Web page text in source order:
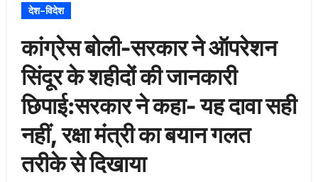
देश-विदेश
कांग्रेस बोली-सरकार ने ऑपरेशन
सिंदूर के शहीदों की जानकारी
छिपाई:सरकार ने कहा- यह दावा सही
नहीं, रक्षा मंत्री का बयान गलत
तरीके से दिखाया